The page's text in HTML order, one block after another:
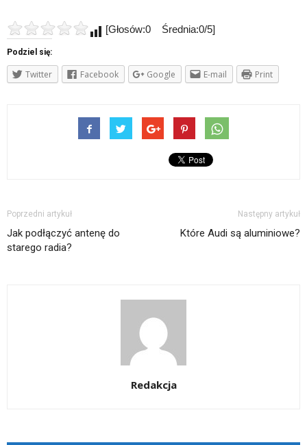
[Głosów:0 Średnia:0/5]
Podziel się:
Twitter Facebook Google E-mail Print
Poprzedni artykuł
Jak podłączyć antenę do
starego radia?
Następny artykuł
Które Audi są aluminiowe?
Redakcja